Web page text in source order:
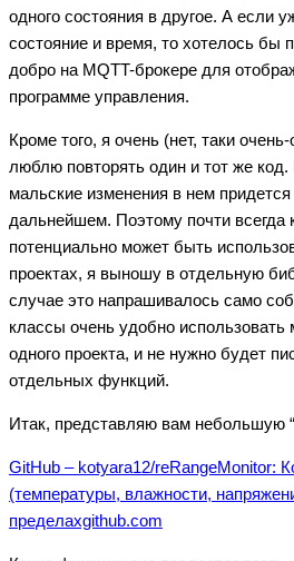
одного состояния в другое. А если
состояние и время, то хотелось бы
добро на MQTT-брокере для
программе управления.
Кроме того, я очень (нет, таки
люблю повторять один и тот же
мальские изменения в нем придется
дальнейшем. Поэтому почти всегда
потенциально может быть
проектах, я выношу в отдельную
случае это напрашивалось само
классы очень удобно использовать
одного проекта, и не нужно будет
отдельных функций.
Итак, представляю вам небольшую
GitHub – kotyara12/reRangeMonitor:
(температуры, влажности,
пределахgithub.com